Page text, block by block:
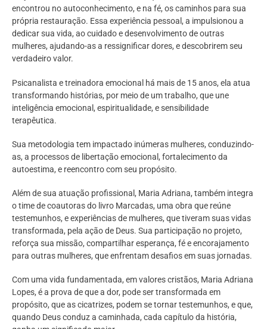
encontrou no autoconhecimento, e na fé, os caminhos para sua
própria restauração. Essa experiência pessoal, a impulsionou a
dedicar sua vida, ao cuidado e desenvolvimento de outras
mulheres, ajudando-as a ressignificar dores, e descobrirem seu
verdadeiro valor.
Psicanalista e treinadora emocional há mais de 15 anos, ela atua
transformando histórias, por meio de um trabalho, que une
inteligência emocional, espiritualidade, e sensibilidade
terapêutica.
Sua metodologia tem impactado inúmeras mulheres, conduzindo-
as, a processos de libertação emocional, fortalecimento da
autoestima, e reencontro com seu propósito.
Além de sua atuação profissional, Maria Adriana, também integra
o time de coautoras do livro Marcadas, uma obra que reúne
testemunhos, e experiências de mulheres, que tiveram suas vidas
transformada, pela ação de Deus. Sua participação no projeto,
reforça sua missão, compartilhar esperança, fé e encorajamento
para outras mulheres, que enfrentam desafios em suas jornadas.
Com uma vida fundamentada, em valores cristãos, Maria Adriana
Lopes, é a prova de que a dor, pode ser transformada em
propósito, que as cicatrizes, podem se tornar testemunhos, e que,
quando Deus conduz a caminhada, cada capítulo da história,